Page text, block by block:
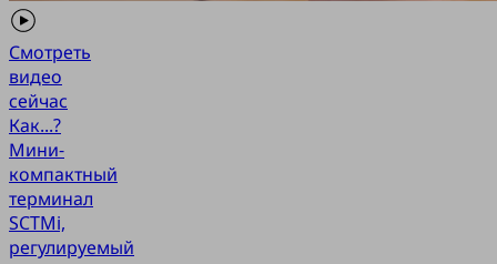
Смотреть
видео
сейчас
Как...?
Мини-
компактный
терминал
SCTMi,
регулируемый